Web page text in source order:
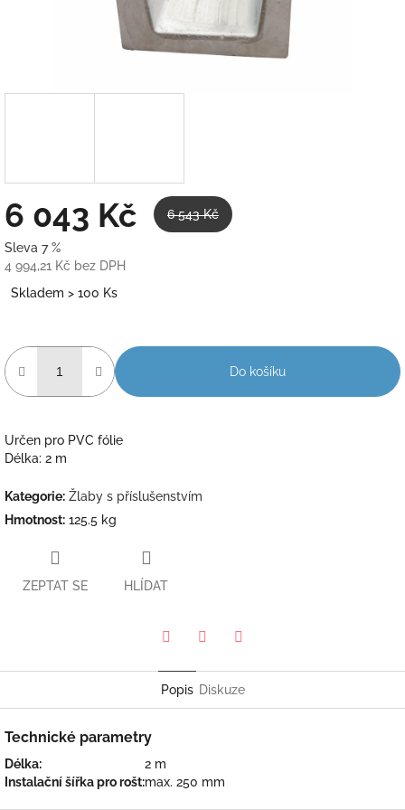
6 043 Kč 6 543 Kč
Sleva 7 %
4 994,21 Kč bez DPH
cena:
Skladem > 100 Ks
Do košíku
Určen pro PVC fólie
Délka: 2 m
Kategorie: Žlaby s příslušenstvím
Hmotnost: 125.5 kg
ZEPTAT SE HLÍDAT
Popis Diskuze
Technické parametry
Délka:
2 m
Instalační šířka pro rošt:max. 250 mm